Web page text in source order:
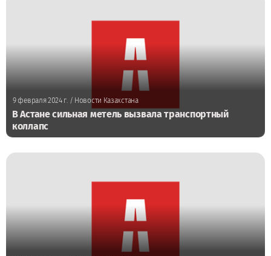
9 февраля 2024 г./ Новости Казахстана
В Астане сильная метель вызвала транспортный
коллапс